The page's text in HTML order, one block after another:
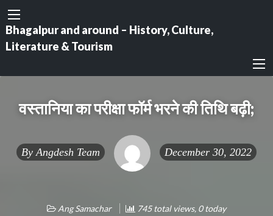
Bhagalpur and around – History, Culture,
Literature & Tourism
वस्तानिया का परीक्षा फॉर्म भरने की तिथि बढ़ी;
By Angdesh Team December 30, 2022
Ang Samachar 745 total views, 0 today